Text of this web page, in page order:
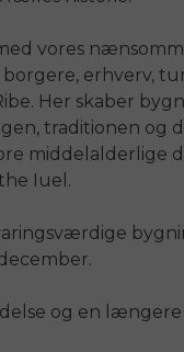
vores
erhverv,
Her skaber
traditionen og
middelalderlige
Iuel.
og en længere